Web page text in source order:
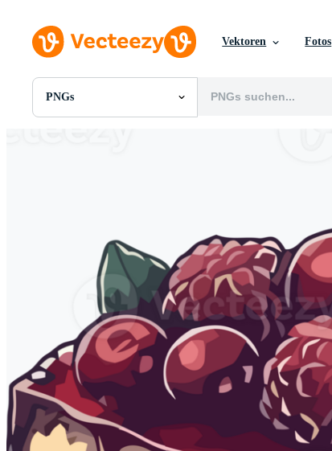
Vektoren Fotos
PNGs
Alle Bilder
Motion Graphics
Redaktionelle Bilder
Redaktionelle Ereignisse